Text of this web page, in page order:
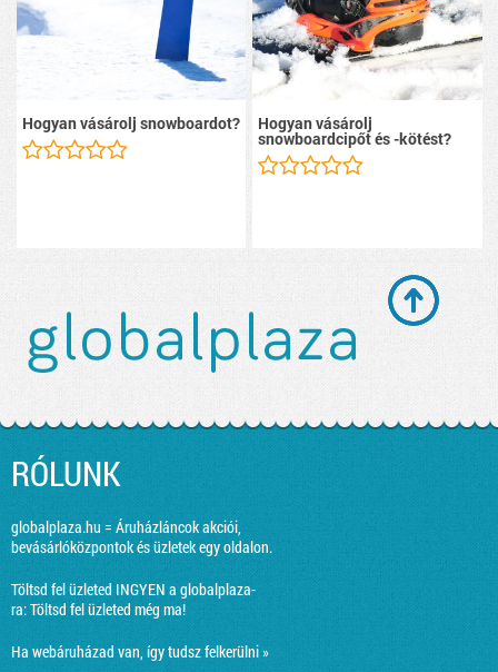
Hogyan vásárolj snowboardot? Hogyan vásárolj
snowboardcipőt és -kötést?
RÓLUNK
globalplaza.hu = Áruházláncok akciói,
bevásárlóközpontok és üzletek egy oldalon.
Töltsd fel üzleted INGYEN a globalplaza-
ra:Töltsd fel üzleted még ma!
Ha webáruházad van, így tudsz felkerülni »